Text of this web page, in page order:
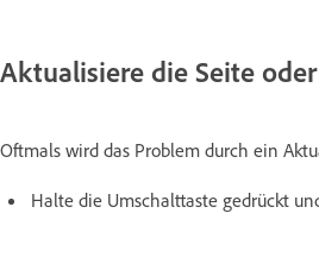
Aktualisiere die Seite
Oftmals wird das Problem durch ein
Halte die Umschalttaste gedrückt